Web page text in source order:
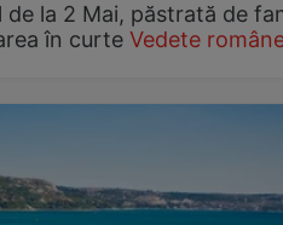
de la 2 Mai, păstrată de
în curte Vedete